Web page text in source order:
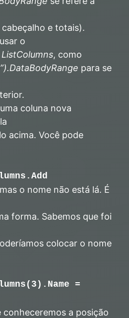
e totais).
o
ListColumns, como
para se
coluna nova
acima. Você pode
o nome não está lá. É
forma. Sabemos que foi
colocar o nome
=
conheceremos a posição